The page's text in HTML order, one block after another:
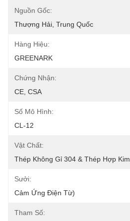
Nguồn Gốc:
Thượng Hải, Trung Quốc
Hàng Hiệu:
GREENARK
Chứng Nhận:
CE, CSA
Số Mô Hình:
CL-12
Vật Chất:
Thép Không Gỉ 304 & Thép Hợp Kim
Sưởi:
Cảm Ứng Điện Từ)
Tham Số: